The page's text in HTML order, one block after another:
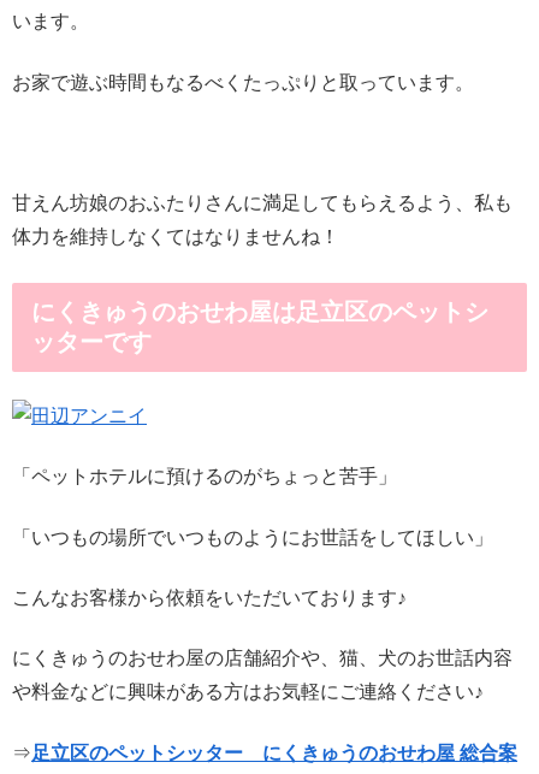
います。
お家で遊ぶ時間もなるべくたっぷりと取っています。
甘えん坊娘のおふたりさんに満足してもらえるよう、私も
体力を維持しなくてはなりませんね！
にくきゅうのおせわ屋は足立区のペットシ
ッターです
「ペットホテルに預けるのがちょっと苦手」
「いつもの場所でいつものようにお世話をしてほしい」
こんなお客様から依頼をいただいております♪
にくきゅうのおせわ屋の店舗紹介や、猫、犬のお世話内容
や料金などに興味がある方はお気軽にご連絡ください♪
⇒足立区のペットシッター にくきゅうのおせわ屋 総合案